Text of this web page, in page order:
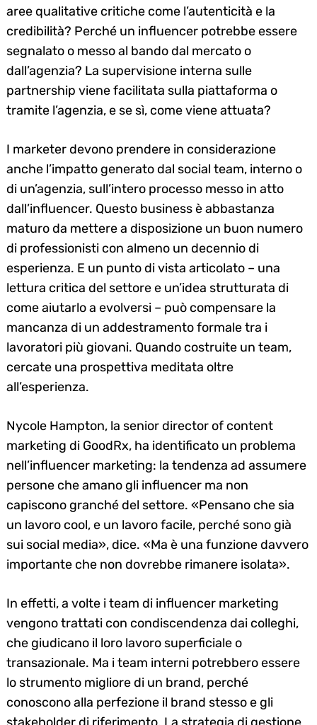
aree qualitative critiche come l’autenticità e la
credibilità? Perché un influencer potrebbe essere
segnalato o messo al bando dal mercato o
dall’agenzia? La supervisione interna sulle
partnership viene facilitata sulla piattaforma o
tramite l’agenzia, e se sì, come viene attuata?
I marketer devono prendere in considerazione
anche l’impatto generato dal social team, interno o
di un’agenzia, sull’intero processo messo in atto
dall’influencer. Questo business è abbastanza
maturo da mettere a disposizione un buon numero
di professionisti con almeno un decennio di
esperienza. E un punto di vista articolato – una
lettura critica del settore e un’idea strutturata di
come aiutarlo a evolversi – può compensare la
mancanza di un addestramento formale tra i
lavoratori più giovani. Quando costruite un team,
cercate una prospettiva meditata oltre
all’esperienza.
Nycole Hampton, la senior director of content
marketing di GoodRx, ha identificato un problema
nell’influencer marketing: la tendenza ad assumere
persone che amano gli influencer ma non
capiscono granché del settore. «Pensano che sia
un lavoro cool, e un lavoro facile, perché sono già
sui social media», dice. «Ma è una funzione davvero
importante che non dovrebbe rimanere isolata».
In effetti, a volte i team di influencer marketing
vengono trattati con condiscendenza dai colleghi,
che giudicano il loro lavoro superficiale o
transazionale. Ma i team interni potrebbero essere
lo strumento migliore di un brand, perché
conoscono alla perfezione il brand stesso e gli